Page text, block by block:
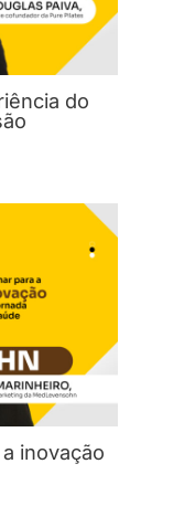
do
inovação